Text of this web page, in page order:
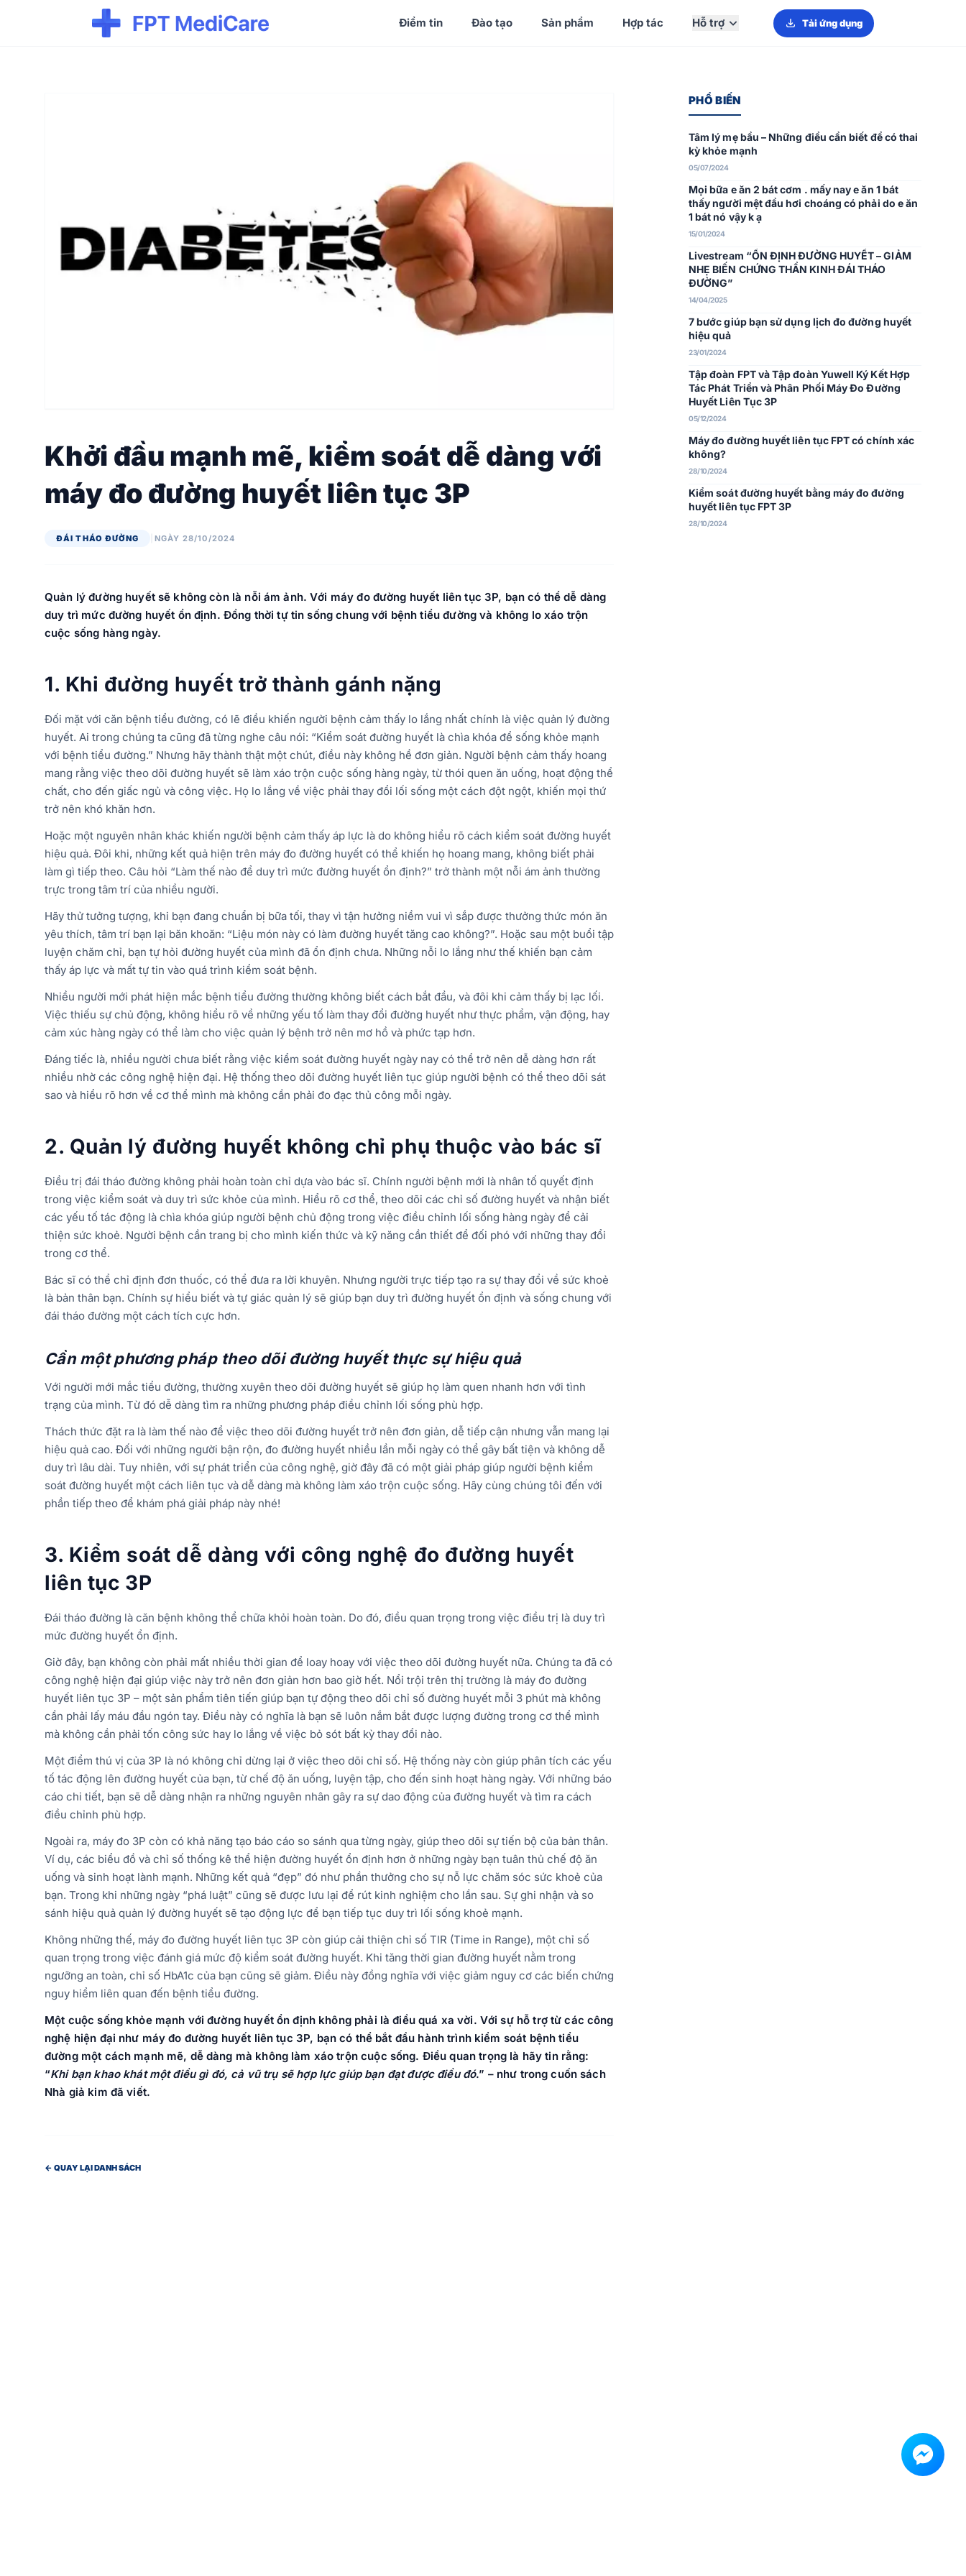
Điểm tin Đào tạo Sản phẩm Hợp tác Hỗ trợ Tải ứng dụng
Khởi đầu mạnh mẽ, kiểm soát dễ dàng với
máy đo đường huyết liên tục 3P
ĐÁI THÁO ĐƯỜNG NGÀY 28/10/2024
Quản lý đường huyết sẽ không còn là nỗi ám ảnh. Với máy đo đường huyết liên tục 3P, bạn có thể dễ dàng
duy trì mức đường huyết ổn định. Đồng thời tự tin sống chung với bệnh tiểu đường và không lo xáo trộn
cuộc sống hàng ngày.
1. Khi đường huyết trở thành gánh nặng
Đối mặt với căn bệnh tiểu đường, có lẽ điều khiến người bệnh cảm thấy lo lắng nhất chính là việc quản lý đường
huyết. Ai trong chúng ta cũng đã từng nghe câu nói: “Kiểm soát đường huyết là chìa khóa để sống khỏe mạnh
với bệnh tiểu đường.” Nhưng hãy thành thật một chút, điều này không hề đơn giản. Người bệnh cảm thấy hoang
mang rằng việc theo dõi đường huyết sẽ làm xáo trộn cuộc sống hàng ngày, từ thói quen ăn uống, hoạt động thể
chất, cho đến giấc ngủ và công việc. Họ lo lắng về việc phải thay đổi lối sống một cách đột ngột, khiến mọi thứ
trở nên khó khăn hơn.
Hoặc một nguyên nhân khác khiến người bệnh cảm thấy áp lực là do không hiểu rõ cách kiểm soát đường huyết
hiệu quả. Đôi khi, những kết quả hiện trên máy đo đường huyết có thể khiến họ hoang mang, không biết phải
làm gì tiếp theo. Câu hỏi “Làm thế nào để duy trì mức đường huyết ổn định?” trở thành một nỗi ám ảnh thường
trực trong tâm trí của nhiều người.
Hãy thử tưởng tượng, khi bạn đang chuẩn bị bữa tối, thay vì tận hưởng niềm vui vì sắp được thưởng thức món ăn
yêu thích, tâm trí bạn lại băn khoăn: “Liệu món này có làm đường huyết tăng cao không?”. Hoặc sau một buổi tập
luyện chăm chỉ, bạn tự hỏi đường huyết của mình đã ổn định chưa. Những nỗi lo lắng như thế khiến bạn cảm
thấy áp lực và mất tự tin vào quá trình kiểm soát bệnh.
Nhiều người mới phát hiện mắc bệnh tiểu đường thường không biết cách bắt đầu, và đôi khi cảm thấy bị lạc lối.
Việc thiếu sự chủ động, không hiểu rõ về những yếu tố làm thay đổi đường huyết như thực phẩm, vận động, hay
cảm xúc hàng ngày có thể làm cho việc quản lý bệnh trở nên mơ hồ và phức tạp hơn.
Đáng tiếc là, nhiều người chưa biết rằng việc kiểm soát đường huyết ngày nay có thể trở nên dễ dàng hơn rất
nhiều nhờ các công nghệ hiện đại. Hệ thống theo dõi đường huyết liên tục giúp người bệnh có thể theo dõi sát
sao và hiểu rõ hơn về cơ thể mình mà không cần phải đo đạc thủ công mỗi ngày.
2. Quản lý đường huyết không chỉ phụ thuộc vào bác sĩ
Điều trị đái tháo đường không phải hoàn toàn chỉ dựa vào bác sĩ. Chính người bệnh mới là nhân tố quyết định
trong việc kiểm soát và duy trì sức khỏe của mình. Hiểu rõ cơ thể, theo dõi các chỉ số đường huyết và nhận biết
các yếu tố tác động là chìa khóa giúp người bệnh chủ động trong việc điều chỉnh lối sống hàng ngày để cải
thiện sức khoẻ. Người bệnh cần trang bị cho mình kiến thức và kỹ năng cần thiết để đối phó với những thay đổi
trong cơ thể.
Bác sĩ có thể chỉ định đơn thuốc, có thể đưa ra lời khuyên. Nhưng người trực tiếp tạo ra sự thay đổi về sức khoẻ
là bản thân bạn. Chính sự hiểu biết và tự giác quản lý sẽ giúp bạn duy trì đường huyết ổn định và sống chung với
đái tháo đường một cách tích cực hơn.
Cần một phương pháp theo dõi đường huyết thực sự hiệu quả
Với người mới mắc tiểu đường, thường xuyên theo dõi đường huyết sẽ giúp họ làm quen nhanh hơn với tình
trạng của mình. Từ đó dễ dàng tìm ra những phương pháp điều chỉnh lối sống phù hợp.
Thách thức đặt ra là làm thế nào để việc theo dõi đường huyết trở nên đơn giản, dễ tiếp cận nhưng vẫn mang lại
hiệu quả cao. Đối với những người bận rộn, đo đường huyết nhiều lần mỗi ngày có thể gây bất tiện và không dễ
duy trì lâu dài. Tuy nhiên, với sự phát triển của công nghệ, giờ đây đã có một giải pháp giúp người bệnh kiểm
soát đường huyết một cách liên tục và dễ dàng mà không làm xáo trộn cuộc sống. Hãy cùng chúng tôi đến với
phần tiếp theo để khám phá giải pháp này nhé!
3. Kiểm soát dễ dàng với công nghệ đo đường huyết
liên tục 3P
Đái tháo đường là căn bệnh không thể chữa khỏi hoàn toàn. Do đó, điều quan trọng trong việc điều trị là duy trì
mức đường huyết ổn định.
Giờ đây, bạn không còn phải mất nhiều thời gian để loay hoay với việc theo dõi đường huyết nữa. Chúng ta đã có
công nghệ hiện đại giúp việc này trở nên đơn giản hơn bao giờ hết. Nổi trội trên thị trường là máy đo đường
huyết liên tục 3P – một sản phẩm tiên tiến giúp bạn tự động theo dõi chỉ số đường huyết mỗi 3 phút mà không
cần phải lấy máu đầu ngón tay. Điều này có nghĩa là bạn sẽ luôn nắm bắt được lượng đường trong cơ thể mình
mà không cần phải tốn công sức hay lo lắng về việc bỏ sót bất kỳ thay đổi nào.
Một điểm thú vị của 3P là nó không chỉ dừng lại ở việc theo dõi chỉ số. Hệ thống này còn giúp phân tích các yếu
tố tác động lên đường huyết của bạn, từ chế độ ăn uống, luyện tập, cho đến sinh hoạt hàng ngày. Với những báo
cáo chi tiết, bạn sẽ dễ dàng nhận ra những nguyên nhân gây ra sự dao động của đường huyết và tìm ra cách
điều chỉnh phù hợp.
Ngoài ra, máy đo 3P còn có khả năng tạo báo cáo so sánh qua từng ngày, giúp theo dõi sự tiến bộ của bản thân.
Ví dụ, các biểu đồ và chỉ số thống kê thể hiện đường huyết ổn định hơn ở những ngày bạn tuân thủ chế độ ăn
uống và sinh hoạt lành mạnh. Những kết quả “đẹp” đó như phần thưởng cho sự nỗ lực chăm sóc sức khoẻ của
bạn. Trong khi những ngày “phá luật” cũng sẽ được lưu lại để rút kinh nghiệm cho lần sau. Sự ghi nhận và so
sánh hiệu quả quản lý đường huyết sẽ tạo động lực để bạn tiếp tục duy trì lối sống khoẻ mạnh.
Không những thế, máy đo đường huyết liên tục 3P còn giúp cải thiện chỉ số TIR (Time in Range), một chỉ số
quan trọng trong việc đánh giá mức độ kiểm soát đường huyết. Khi tăng thời gian đường huyết nằm trong
ngưỡng an toàn, chỉ số HbA1c của bạn cũng sẽ giảm. Điều này đồng nghĩa với việc giảm nguy cơ các biến chứng
nguy hiểm liên quan đến bệnh tiểu đường.
Một cuộc sống khỏe mạnh với đường huyết ổn định không phải là điều quá xa vời. Với sự hỗ trợ từ các công
nghệ hiện đại như máy đo đường huyết liên tục 3P, bạn có thể bắt đầu hành trình kiểm soát bệnh tiểu
đường một cách mạnh mẽ, dễ dàng mà không làm xáo trộn cuộc sống. Điều quan trọng là hãy tin rằng:
“Khi bạn khao khát một điều gì đó, cả vũ trụ sẽ hợp lực giúp bạn đạt được điều đó.” – như trong cuốn sách
Nhà giả kim đã viết.
← QUAY LẠI DANH SÁCH
PHỔ BIẾN
Tâm lý mẹ bầu – Những điều cần biết để có thai
kỳ khỏe mạnh
05/07/2024
Mọi bữa e ăn 2 bát cơm . mấy nay e ăn 1 bát
thấy người mệt đầu hơi choáng có phải do e ăn
1 bát nó vậy k ạ
15/01/2024
Livestream “ỔN ĐỊNH ĐƯỜNG HUYẾT – GIẢM
NHẸ BIẾN CHỨNG THẦN KINH ĐÁI THÁO
ĐƯỜNG”
14/04/2025
7 bước giúp bạn sử dụng lịch đo đường huyết
hiệu quả
23/01/2024
Tập đoàn FPT và Tập đoàn Yuwell Ký Kết Hợp
Tác Phát Triển và Phân Phối Máy Đo Đường
Huyết Liên Tục 3P
05/12/2024
Máy đo đường huyết liên tục FPT có chính xác
không?
28/10/2024
Kiểm soát đường huyết bằng máy đo đường
huyết liên tục FPT 3P
28/10/2024